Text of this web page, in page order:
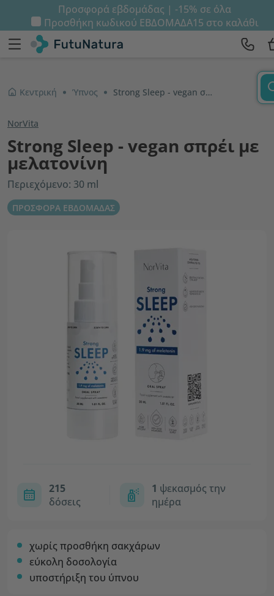
Προσφορά εβδομάδας | -15% σε όλα
Προσθήκη κωδικού ΕΒΔΟΜΑΔΑ15 στο καλάθι
Κεντρική Ύπνος Strong Sleep - vegan σπρέι με μελατονίνη
NorVita
Strong Sleep - vegan σπρέι με
μελατονίνη
Περιεχόμενο: 30 ml
ΠΡΟΣΦΟΡΑ ΕΒΔΟΜΑΔΑΣ
215
δόσεις
1 ψεκασμός την
ημέρα
χωρίς προσθήκη σακχάρων
εύκολη δοσολογία
υποστήριξη του ύπνου